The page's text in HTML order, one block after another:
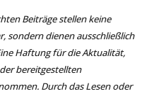
Beiträge stellen keine
sondern dienen ausschließlich
Haftung für die Aktualität,
bereitgestellten
Durch das Lesen oder